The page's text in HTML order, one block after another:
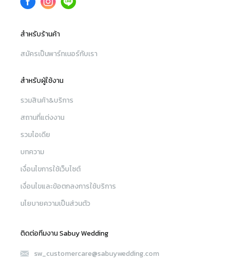
สำหรับร้านค้า
สมัครเป็นพาร์ทเนอร์กับเรา
สำหรับผู้ใช้งาน
รวมสินค้า&บริการ
สถานที่แต่งงาน
รวมไอเดีย
บทความ
เงื่อนไขการใช้เว็บไซต์
เงื่อนไขและข้อตกลงการใช้บริการ
นโยบายความเป็นส่วนตัว
ติดต่อทีมงาน Sabuy Wedding
sw_customercare@sabuywedding.com